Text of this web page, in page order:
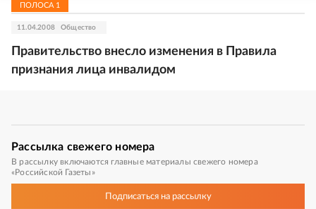
ПОЛОСА 1
11.04.2008 Общество
Правительство внесло изменения в Правила
признания лица инвалидом
Рассылка свежего номера
В рассылку включаются главные материалы свежего номера
«Российской Газеты»
Подписатьсяна рассылку